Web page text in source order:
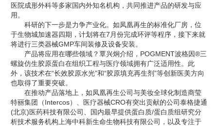
医院成形外科等多家国内外知名机构，共同推进产品的研发与应
用。
科研的下一步是力争产业化。如凤凰再生的标准化厂房，位
于生物城加速器四期，计划将在7月份完成环评等程序，接下来就
将进行三类器械GMP车间装修及设备安装。
产品将应用在哪些领域？覃兴炯介绍，POGMENT波格因®三
螺旋仿生胶原蛋白在组织工程与医疗领域拥有广泛适用性。此
外，该技术在“长效胶原水光”和“胶原填充再生剂”等创新医美方向
也取得了重要突破。
在推动产品落地上，如凤凰再生公司与美妆全球化制造商莹
特丽集团（Intercos）、医疗器械CRO有突出贡献的公司泰格捷通
(北京)医药科技有限公司、国内最早提供蛋白质/蛋白质组研究分
析技术服务机构上海中科新生命生物科技有限公司，以及专注于